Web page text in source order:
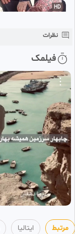
HD
35
36
37
38
HD
نظرات
فیلمک
مرتبط ایتالیا